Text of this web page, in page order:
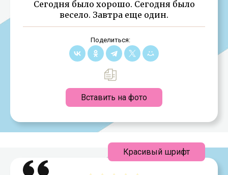
Сегодня было хорошо. Сегодня было
весело. Завтра еще один.
Поделиться:
Вставить на фото
Красивый шрифт